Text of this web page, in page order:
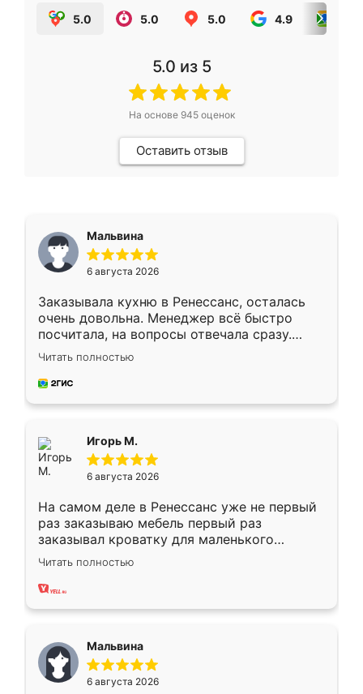
5.0 5.0 5.0 4.9
5.0 из 5
На основе 945оценок
Оставить отзыв
Мальвина
6 августа 2026
Заказывала кухню в Ренессанс, осталась
очень довольна. Менеджер всё быстро
посчитала, на вопросы отвечала сразу.
Замерщик приехал в субботу, подошёл к
делу со всей ответственностью. Собрали
за день, ребята работали аккуратно, даже
Читать полностью
Игорь М.
6 августа 2026
На самом деле в Ренессанс уже не первый
раз заказываю мебель первый раз
заказывал кроватку для маленького
ребёнка при его рождении ,во второй раз
заказал шкаф-купе. По качеству очень
хорошее сборка достаточно быстрая,
меньше, здесь же он более разнообразный.
Мне нравится ,если что-то потребуется из
мебели буду заказывать только здесь.
Читать полностью
Мальвина
6 августа 2026